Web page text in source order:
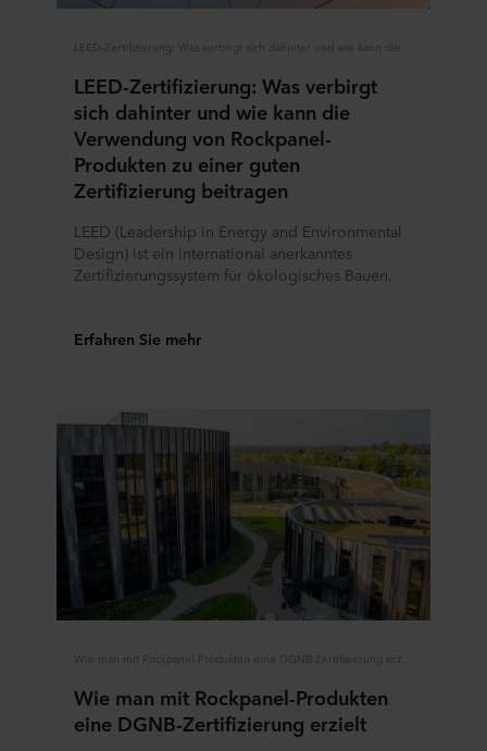
LEED-Zertifizierung: Was verbirgt
sich dahinter und wie kann die
Verwendung von Rockpanel-
Produkten zu einer guten
Zertifizierung beitragen
LEED (Leadership in Energy and Environmental
Design) ist ein international anerkanntes
Zertifizierungssystem für ökologisches Bauen.
Erfahren Sie mehr
Wie man mit Rockpanel-Produkten
eine DGNB-Zertifizierung erzielt